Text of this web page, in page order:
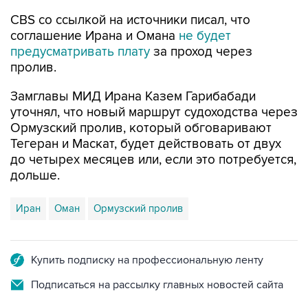
CBS со ссылкой на источники писал, что
соглашение Ирана и Омана не будет
предусматривать плату за проход через
пролив.
Замглавы МИД Ирана Казем Гарибабади
уточнял, что новый маршрут судоходства через
Ормузский пролив, который обговаривают
Тегеран и Маскат, будет действовать от двух
до четырех месяцев или, если это потребуется,
дольше.
Иран Оман Ормузский пролив
Купить подписку на профессиональную ленту
Подписаться на рассылку главных новостей сайта